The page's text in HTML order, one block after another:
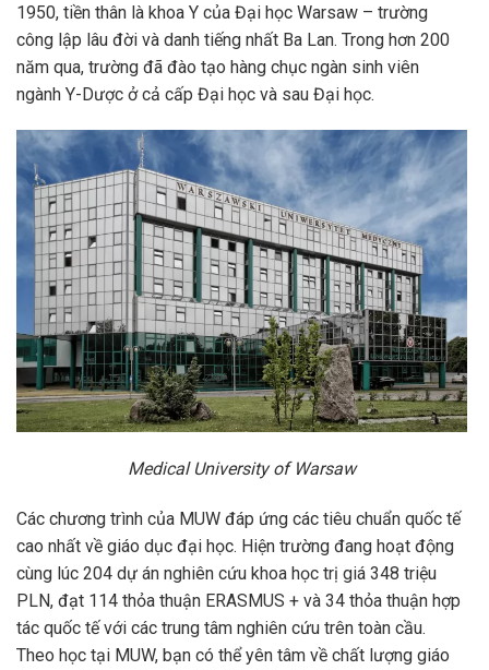
1950, tiền thân là khoa Y của Đại học Warsaw – trường
công lập lâu đời và danh tiếng nhất Ba Lan. Trong hơn 200
năm qua, trường đã đào tạo hàng chục ngàn sinh viên
ngành Y-Dược ở cả cấp Đại học và sau Đại học.
Medical University of Warsaw
Các chương trình của MUW đáp ứng các tiêu chuẩn quốc tế
cao nhất về giáo dục đại học. Hiện trường đang hoạt động
cùng lúc 204 dự án nghiên cứu khoa học trị giá 348 triệu
PLN, đạt 114 thỏa thuận ERASMUS + và 34 thỏa thuận hợp
tác quốc tế với các trung tâm nghiên cứu trên toàn cầu.
Theo học tại MUW, bạn có thể yên tâm về chất lượng giáo